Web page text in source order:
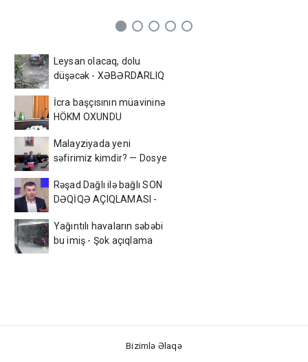
Leysan olacaq, dolu
düşəcək - XƏBƏRDARLIQ
İcra başçısının müavininə
HÖKM OXUNDU
Malayziyada yeni
səfirimiz kimdir? — Dosye
Rəşad Dağlı ilə bağlı SON
DƏQİQƏ AÇIQLAMASI -
Yağıntılı havaların səbəbi
bu imiş - Şok açıqlama
Bizimlə Əlaqə